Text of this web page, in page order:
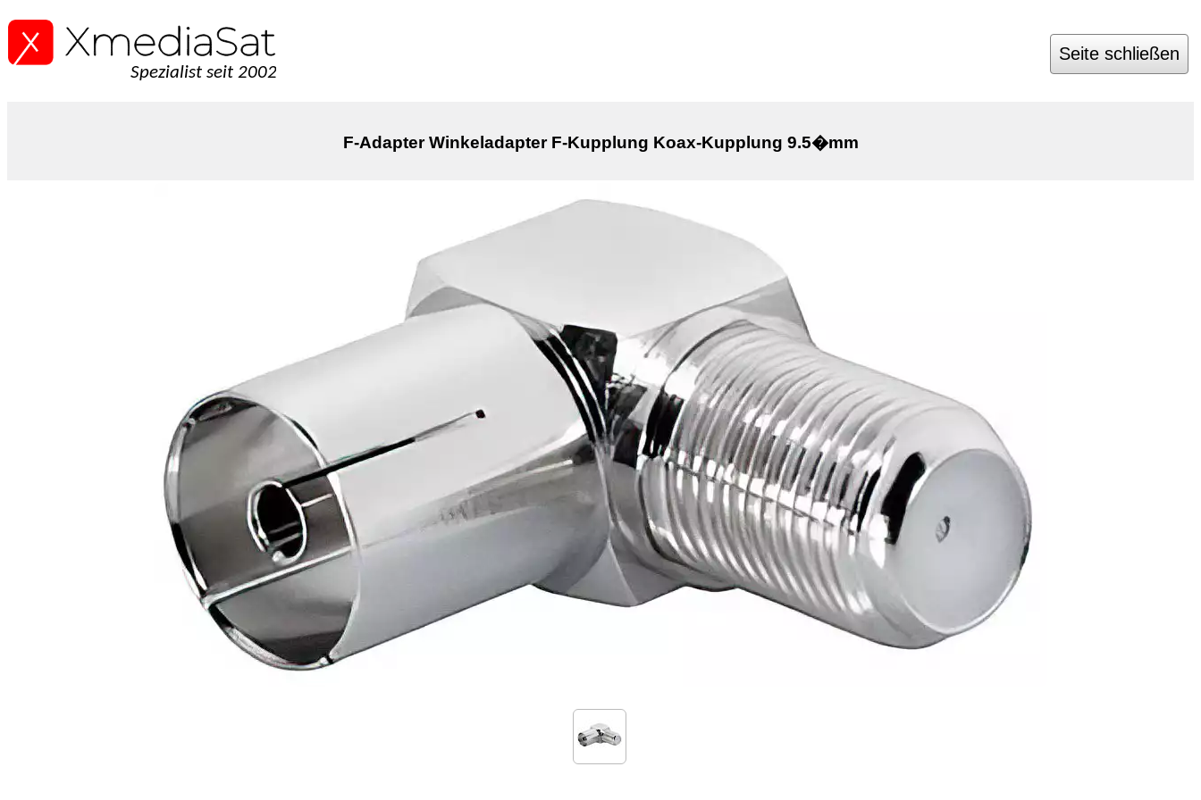
Spezialist seit 2002
Seite schließen
F-Adapter Winkeladapter F-Kupplung Koax-Kupplung 9.5�mm